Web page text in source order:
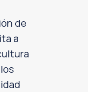
de
a